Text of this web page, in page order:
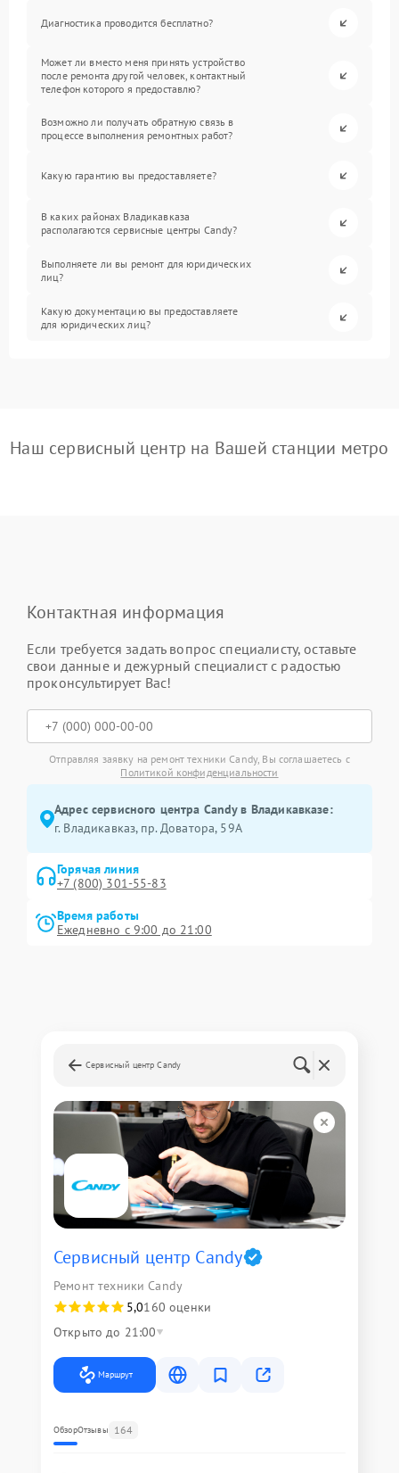
Диагностика проводится бесплатно?
Может ли вместо меня принять устройство
после ремонта другой человек, контактный
телефон которого я предоставлю?
Возможно ли получать обратную связь в
процессе выполнения ремонтных работ?
Какую гарантию вы предоставляете?
В каких районах Владикавказа
располагаются сервисные центры Candy?
Выполняете ли вы ремонт для юридических
лиц?
Какую документацию вы предоставляете
для юридических лиц?
Наш сервисный центр на Вашей станции метро
Контактная информация
Если требуется задать вопрос специалисту, оставьте
свои данные и дежурный специалист с радостью
проконсультирует Вас!
Отправляя заявку на ремонт техники Candy, Вы соглашаетесь с
Политикой конфиденциальности
Адрес сервисного центра Candy в Владикавказе:
г. Владикавказ, пр. Доватора, 59А
Горячая линия
+7 (800) 301-55-83
Время работы
Ежедневно с 9:00 до 21:00
Сервисный центр Candy
Сервисный центр Candy
Ремонт техники Candy
5,0160 оценки
Открыто до 21:00
Маршрут
ОбзорОтзывы 164